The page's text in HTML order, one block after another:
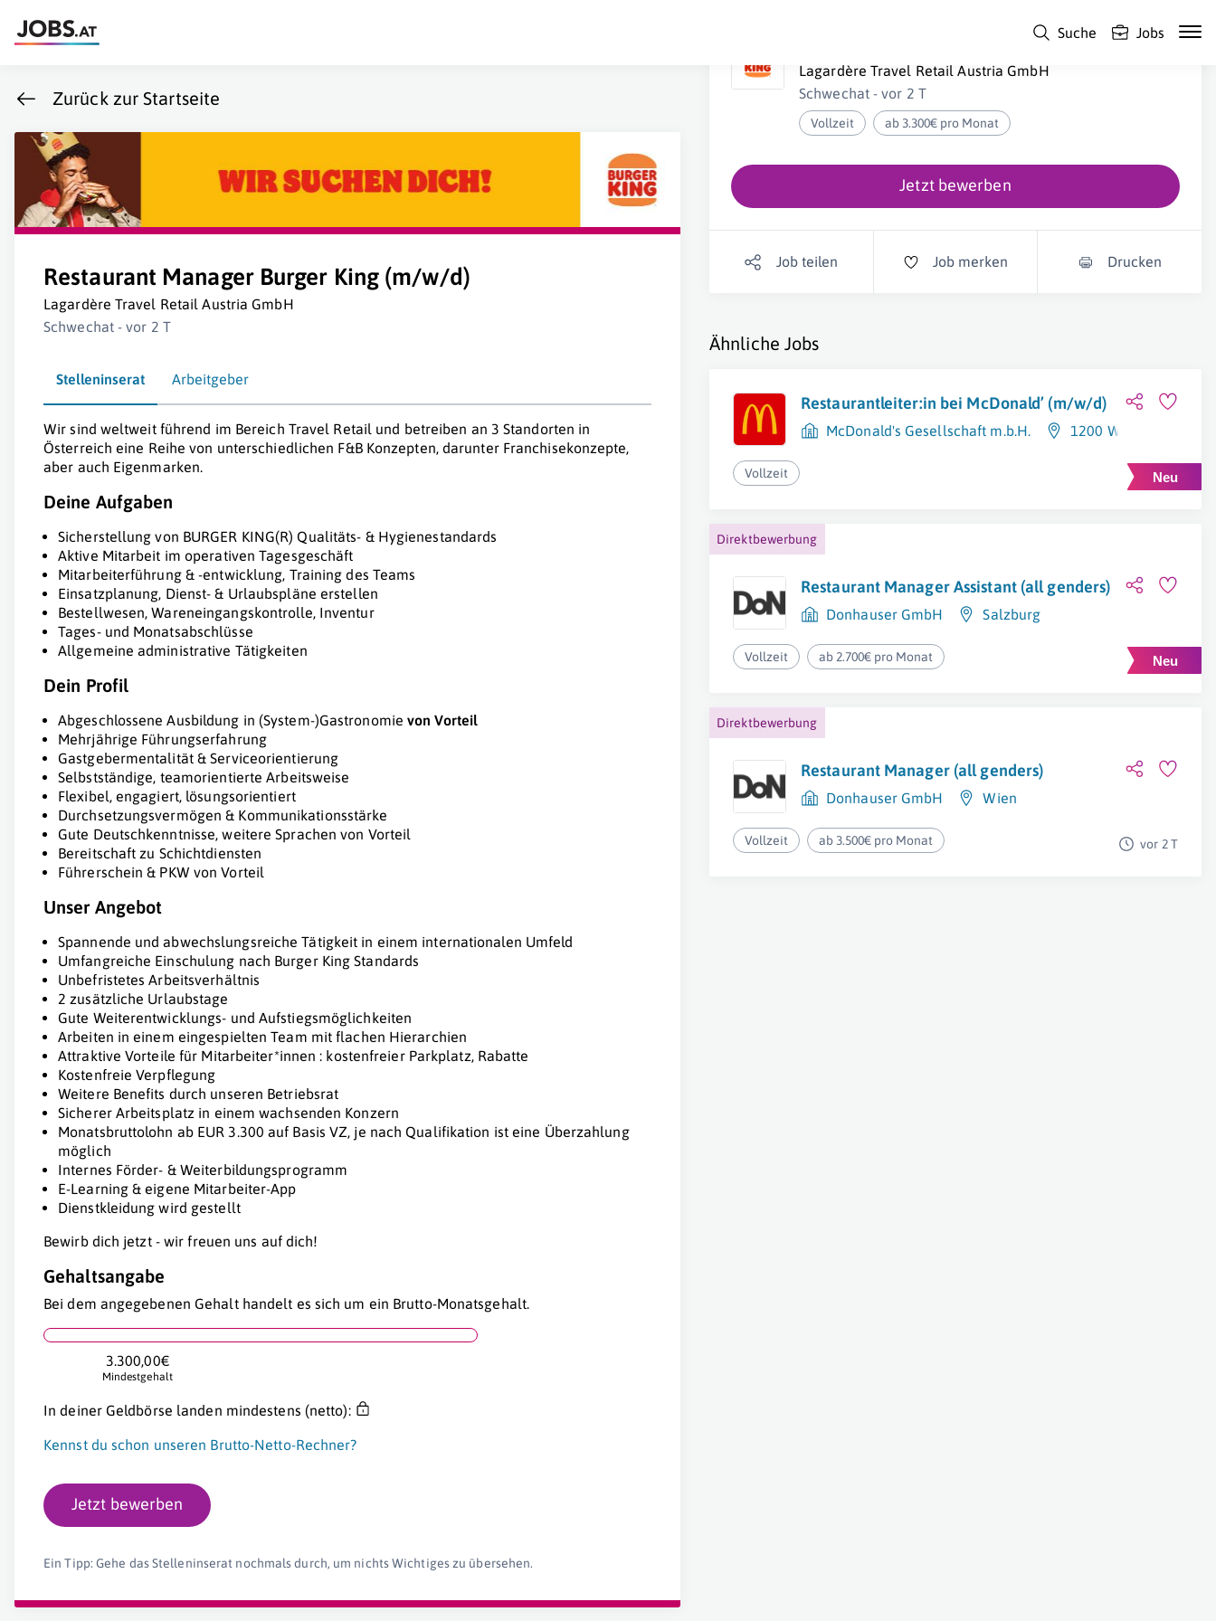
Suche Jobs
Zurück zur Startseite
Restaurant Manager Burger King (m/w/d)
Lagardère Travel Retail Austria GmbH
Schwechat - vor 2 T
Stelleninserat Arbeitgeber
Wir sind weltweit führend im Bereich Travel Retail und betreiben an 3 Standorten in
Österreich eine Reihe von unterschiedlichen F&B Konzepten, darunter Franchisekonzepte,
aber auch Eigenmarken.
Deine Aufgaben
Sicherstellung von BURGER KING(R) Qualitäts- & Hygienestandards
Aktive Mitarbeit im operativen Tagesgeschäft
Mitarbeiterführung & -entwicklung, Training des Teams
Einsatzplanung, Dienst- & Urlaubspläne erstellen
Bestellwesen, Wareneingangskontrolle, Inventur
Tages- und Monatsabschlüsse
Allgemeine administrative Tätigkeiten
Dein Profil
Abgeschlossene Ausbildung in (System-)Gastronomie von Vorteil
Mehrjährige Führungserfahrung
Gastgebermentalität & Serviceorientierung
Selbstständige, teamorientierte Arbeitsweise
Flexibel, engagiert, lösungsorientiert
Durchsetzungsvermögen & Kommunikationsstärke
Gute Deutschkenntnisse, weitere Sprachen von Vorteil
Bereitschaft zu Schichtdiensten
Führerschein & PKW von Vorteil
Unser Angebot
Spannende und abwechslungsreiche Tätigkeit in einem internationalen Umfeld
Umfangreiche Einschulung nach Burger King Standards
Unbefristetes Arbeitsverhältnis
2 zusätzliche Urlaubstage
Gute Weiterentwicklungs- und Aufstiegsmöglichkeiten
Arbeiten in einem eingespielten Team mit flachen Hierarchien
Attraktive Vorteile für Mitarbeiter*innen : kostenfreier Parkplatz, Rabatte
Kostenfreie Verpflegung
Weitere Benefits durch unseren Betriebsrat
Sicherer Arbeitsplatz in einem wachsenden Konzern
Monatsbruttolohn ab EUR 3.300 auf Basis VZ, je nach Qualifikation ist eine Überzahlung
möglich
Internes Förder- & Weiterbildungsprogramm
E-Learning & eigene Mitarbeiter-App
Dienstkleidung wird gestellt
Bewirb dich jetzt - wir freuen uns auf dich!
Gehaltsangabe
Bei dem angegebenen Gehalt handelt es sich um ein Brutto-Monatsgehalt.
3.300,00€
Mindestgehalt
In deiner Geldbörse landen mindestens (netto):
Kennst du schon unseren Brutto-Netto-Rechner?
Jetzt bewerben
Ein Tipp: Gehe das Stelleninserat nochmals durch, um nichts Wichtiges zu übersehen.
Restaurant Manager Burger King (m/w/d)
Lagardère Travel Retail Austria GmbH
Schwechat - vor 2 T
Vollzeit ab 3.300€ pro Monat
Jetzt bewerben
Job teilen Job merken Drucken
Ähnliche Jobs
Restaurantleiter:in bei McDonald’ (m/w/d)
McDonald's Gesellschaft m.b.H. 1200 Wien
Vollzeit
Direktbewerbung
Restaurant Manager Assistant (all genders)
Donhauser GmbH Salzburg
Vollzeit ab 2.700€ pro Monat
Direktbewerbung
Restaurant Manager (all genders)
Donhauser GmbH Wien
Vollzeit ab 3.500€ pro Monat vor 2 T